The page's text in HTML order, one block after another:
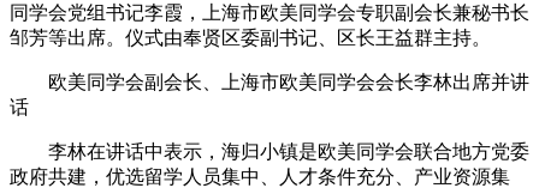
同学会党组书记李霞，上海市欧美同学会专职副会长兼秘书长
邹芳等出席。仪式由奉贤区委副书记、区长王益群主持。
欧美同学会副会长、上海市欧美同学会会长李林出席并讲
话
李林在讲话中表示，海归小镇是欧美同学会联合地方党委
政府共建，优选留学人员集中、人才条件充分、产业资源集